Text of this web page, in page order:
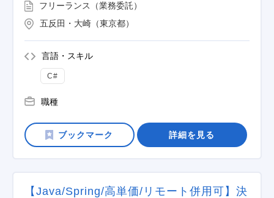
フリーランス（業務委託）
五反田・大崎（東京都）
言語・スキル
C#
職種
詳細を見る
【Java/Spring/高単価/リモート併用可】決